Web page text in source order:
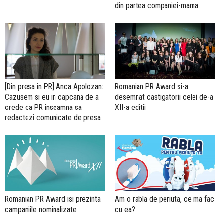
din partea companiei-mama
[Din presa in PR] Anca Apolozan:
Cazusem si eu in capcana de a
crede ca PR inseamna sa
redactezi comunicate de presa
Romanian PR Award si-a
desemnat castigatorii celei de-a
XII-a editii
Romanian PR Award isi prezinta
campaniile nominalizate
Am o rabla de periuta, ce ma fac
cu ea?